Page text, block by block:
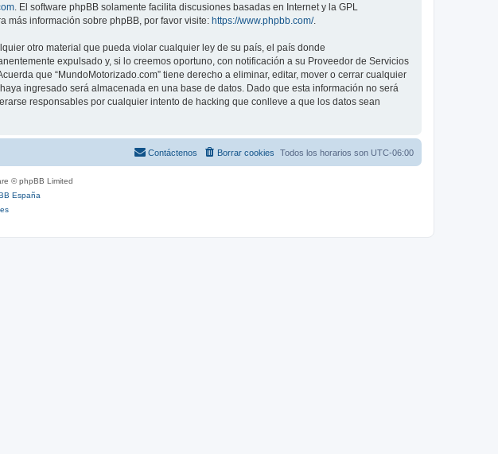
. El software phpBB solamente facilita discusiones basadas en Internet y la GPL
más información sobre phpBB, por favor visite: https://www.phpbb.com/.
otro material que pueda violar cualquier ley de su país, el país donde
expulsado y, si lo creemos oportuno, con notificación a su Proveedor de Servicios
que “MundoMotorizado.com” tiene derecho a eliminar, editar, mover o cerrar cualquier
ingresado será almacenada en una base de datos. Dado que esta información no será
responsables por cualquier intento de hacking que conlleve a que los datos sean
Todos los horarios son UTC-06:00
Borrar cookies
Contáctenos
© phpBB Limited
España